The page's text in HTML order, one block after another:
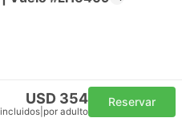
USD 354
por adulto
Reservar